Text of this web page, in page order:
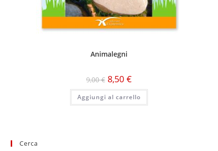
Animalegni
9,00€ 8,50 €
Aggiungi al carrello
Cerca